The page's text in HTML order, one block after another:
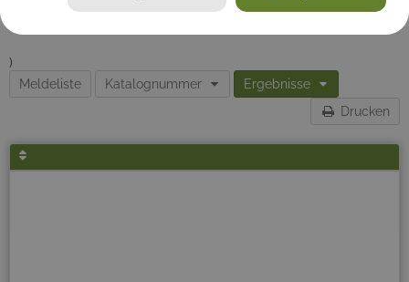
)
Meldeliste
Katalognummer
Ergebnisse
Drucken